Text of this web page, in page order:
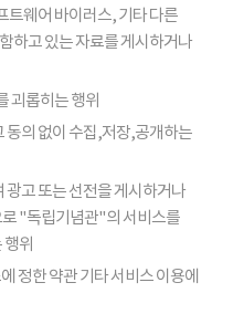
트웨어 바이러스, 기타 다른
하고 있는 자료를 게시하거나
괴롭히는 행위
동의 없이 수집,저장,공개하는
광고 또는 선전을 게시하거나
"독립기념관"의 서비스를
위
정한 약관 기타 서비스 이용에